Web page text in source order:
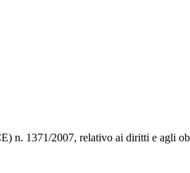
n. 1371/2007, relativo ai diritti e agli